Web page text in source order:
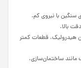
سنگین با نیروی کم.
بالا.
هیدرولیک، قطعات کمتر
مانند ساختمان‌سازی،